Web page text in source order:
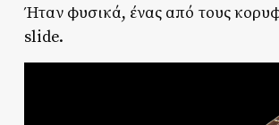
Ήταν φυσικά, ένας από τους
slide.